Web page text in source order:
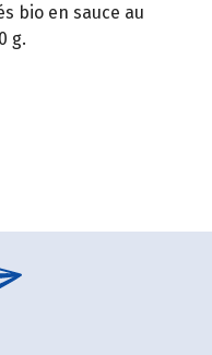
bio en sauce au
g.